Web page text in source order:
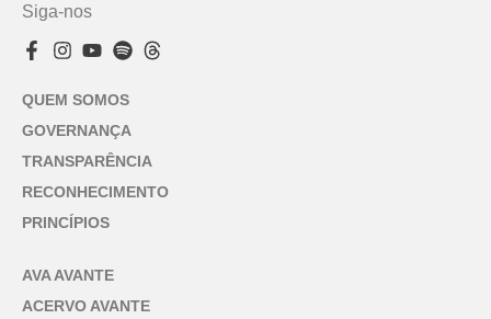
Siga-nos
QUEM SOMOS
GOVERNANÇA
TRANSPARÊNCIA
RECONHECIMENTO
PRINCÍPIOS
AVA AVANTE
ACERVO AVANTE